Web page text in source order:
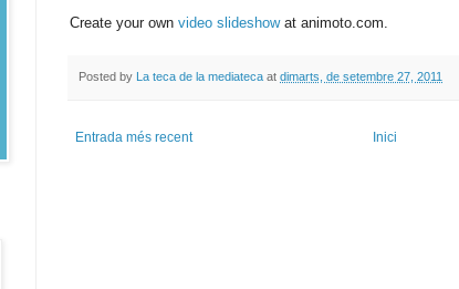
Create your own video slideshowat animoto.com.
Posted by La teca de la mediateca at dimarts, de setembre 27, 2011
Entrada més recent Inici